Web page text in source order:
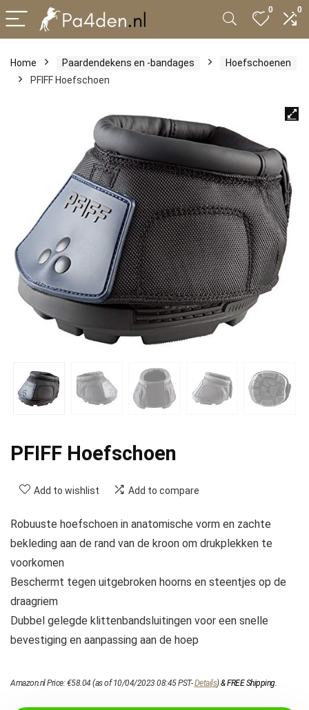
0 0
Home Paardendekens en -bandages
Hoefschoenen
PFIFF Hoefschoen
PFIFF Hoefschoen
Add to wishlist Add to compare
Robuuste hoefschoen in anatomische vorm en zachte
bekleding aan de rand van de kroon om drukplekken te
voorkomen
Beschermt tegen uitgebroken hoorns en steentjes op de
draagriem
Dubbel gelegde klittenbandsluitingen voor een snelle
bevestiging en aanpassing aan de hoep
Amazon.nl Price:€58.04 (as of 10/04/2023 08:45 PST-Details)&FREE Shipping.